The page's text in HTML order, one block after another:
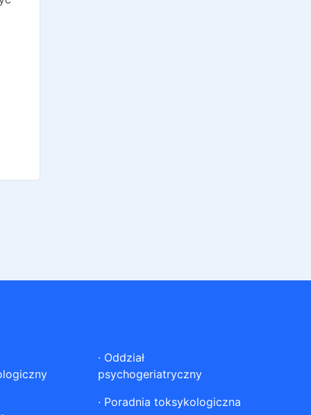
· Oddział
psychogeriatryczny
· Poradnia toksykologiczna